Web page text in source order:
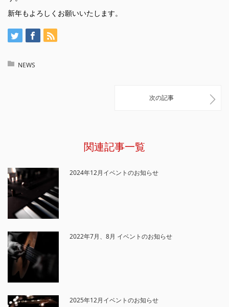
新年もよろしくお願いいたします。
NEWS
次の記事
関連記事一覧
2024年12月イベントのお知らせ
2022年7月、8月 イベントのお知らせ
2025年12月イベントのお知らせ